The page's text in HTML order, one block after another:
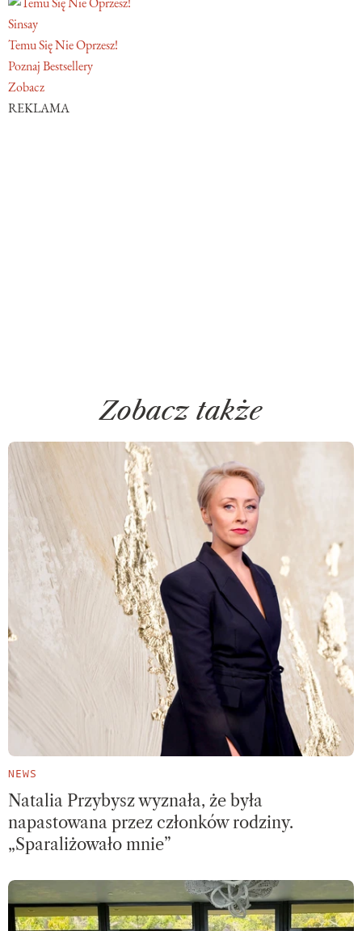
Sinsay
Temu Się Nie Oprzesz!
Poznaj Bestsellery
Zobacz
REKLAMA
Zobacz także
NEWS
Natalia Przybysz wyznała, że była
napastowana przez członków rodziny.
„Sparaliżowało mnie”